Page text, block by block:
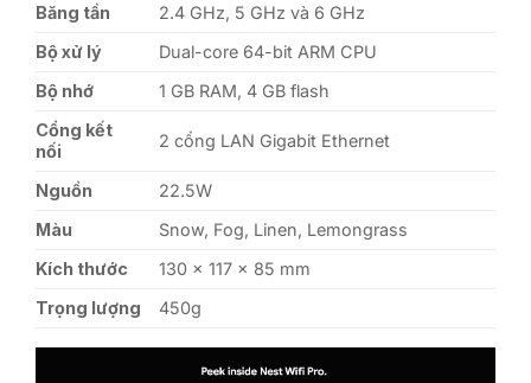
Băng tần
2.4 GHz, 5 GHz và 6 GHz
Bộ xử lý
Dual-core 64-bit ARM CPU
Bộ nhớ
1 GB RAM, 4 GB flash
Cổng kết
nối
2 cổng LAN Gigabit Ethernet
Nguồn
22.5W
Màu
Snow, Fog, Linen, Lemongrass
Kích thước
130 x 117 x 85 mm
Trọng lượng
450g